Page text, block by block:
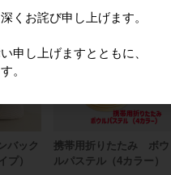
バック
プ）
携帯用折りたたみ ボウ
ルパステル（4カラー）
くお詫び申し上げます。
申し上げますとともに、
。